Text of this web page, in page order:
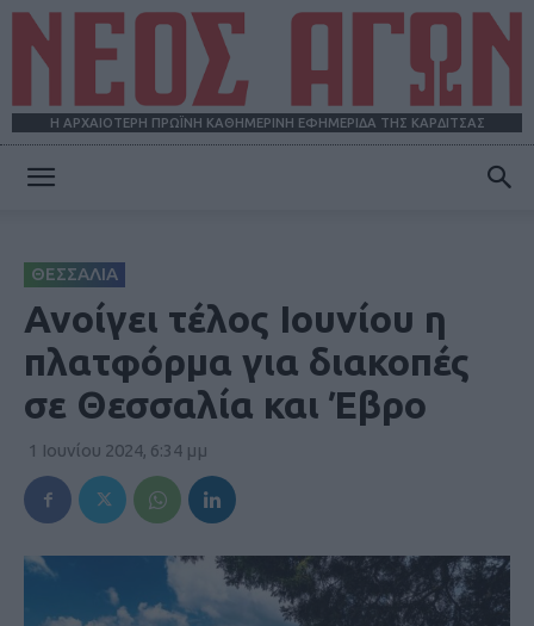
Η ΑΡΧΑΙΟΤΕΡΗ ΠΡΩΪΝΗ ΚΑΘΗΜΕΡΙΝΗ ΕΦΗΜΕΡΙΔΑ ΤΗΣ ΚΑΡΔΙΤΣΑΣ
ΘΕΣΣΑΛΙΑ
Ανοίγει τέλος Ιουνίου η
πλατφόρμα για διακοπές
σε Θεσσαλία και Έβρο
1 Ιουνίου 2024, 6:34 μμ